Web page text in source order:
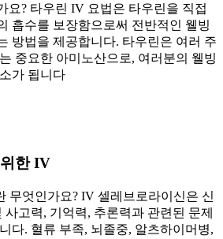
요? 타우린 IV 요법은 타우린을 직접
흡수를 보장함으로써 전반적인 웰빙
방법을 제공합니다. 타우린은 여러 주
중요한 아미노산으로, 여러분의 웰빙
가 됩니다
한 IV
무엇인가요? IV 셀레브로라이신은 신
고력, 기억력, 추론력과 관련된 문제
다. 혈류 부족, 뇌졸중, 알츠하이머병,